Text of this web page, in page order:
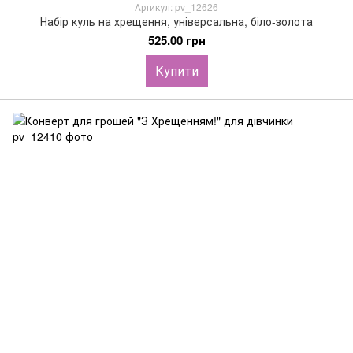
Артикул: pv_12626
Набір куль на хрещення, універсальна, біло-золота
525.00 грн
Купити